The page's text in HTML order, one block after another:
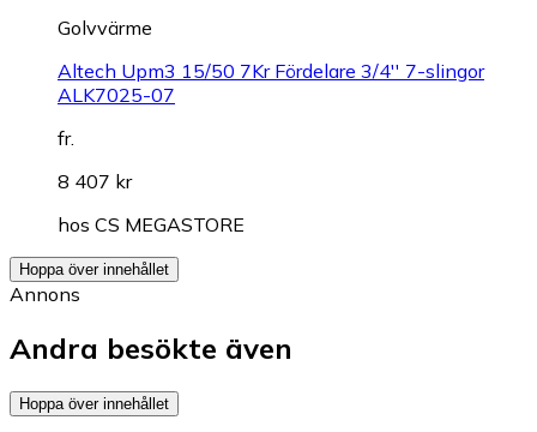
Golvvärme
Altech Upm3 15/50 7Kr Fördelare 3/4'' 7-slingor
ALK7025-07
fr.
8 407 kr
hos CS MEGASTORE
Hoppa över innehållet
Annons
Andra besökte även
Hoppa över innehållet